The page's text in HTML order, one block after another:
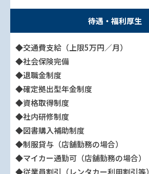
待遇・福利厚生
◆交通費支給（上限5万円／月）
◆社会保険完備
◆退職金制度
◆確定拠出型年金制度
◆資格取得制度
◆社内研修制度
◆図書購入補助制度
◆制服貸与（店舗勤務の場合）
◆マイカー通勤可（店舗勤務の場合）
◆従業員割引（レンタカー利用割引等）